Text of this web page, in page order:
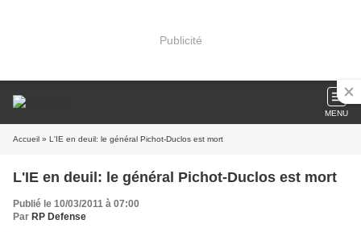
Publicité
MENU
Accueil » L'IE en deuil: le général Pichot-Duclos est mort
L'IE en deuil: le général Pichot-Duclos est mort
Publié le 10/03/2011 à 07:00
Par RP Defense